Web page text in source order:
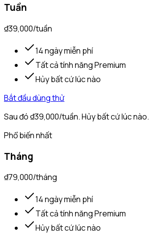
Tuần
₫39,000/tuần
14 ngày miễn phí
Tất cả tính năng Premium
Hủy bất cứ lúc nào
Bắt đầu dùng thử
Sau đó₫39,000/tuần. Hủy bất cứ lúc nào.
Phổ biến nhất
Tháng
₫79,000/tháng
14 ngày miễn phí
Tất cả tính năng Premium
Hủy bất cứ lúc nào